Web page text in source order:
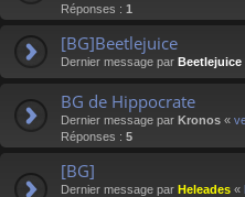
Réponses : 1
[BG]Beetlejuice
Dernier message par Beetlejuice
BG de Hippocrate
Dernier message par Kronos «
Réponses : 5
[BG]
Dernier message par Heleades «